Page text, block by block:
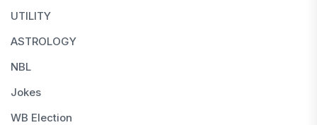
UTILITY
ASTROLOGY
NBL
Jokes
WB Election